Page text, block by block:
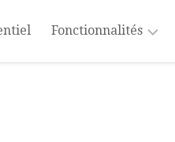
Fonctionnalités